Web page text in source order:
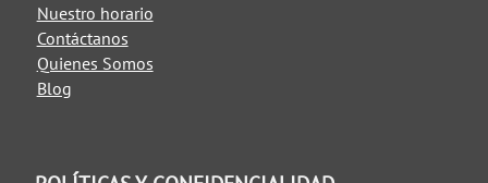
Nuestro horario
Contáctanos
Quienes Somos
Blog